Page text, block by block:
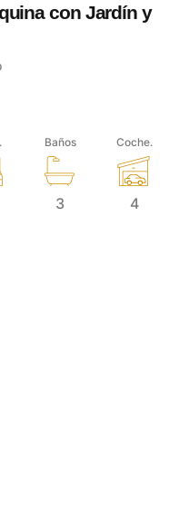
con Jardín y
Baños Coche.
3 4